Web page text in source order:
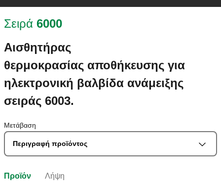
Σειρά 6000
Αισθητήρας
θερμοκρασίας αποθήκευσης για
ηλεκτρονική βαλβίδα ανάμειξης
σειράς 6003.
Μετάβαση
Περιγραφή προϊόντος
Προϊόν Λήψη